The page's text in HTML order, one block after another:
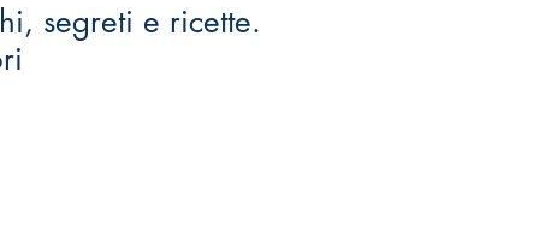
segreti e ricette.